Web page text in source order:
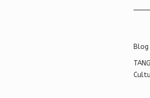
Blog